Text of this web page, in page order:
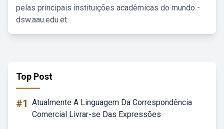
pelas principais instituições acadêmicas do mundo -
dsw.aau.edu.et.
Top Post
#1 Atualmente A Linguagem Da Correspondência
Comercial Livrar-se Das Expressões